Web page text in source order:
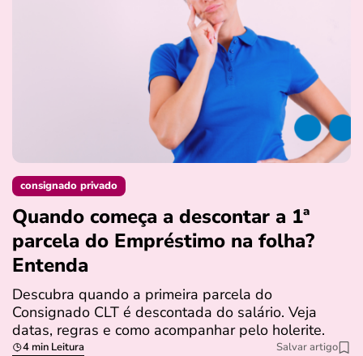
consignado privado
Quando começa a descontar a 1ª
parcela do Empréstimo na folha?
Entenda
Descubra quando a primeira parcela do
Consignado CLT é descontada do salário. Veja
datas, regras e como acompanhar pelo holerite.
4 min Leitura Salvar artigo